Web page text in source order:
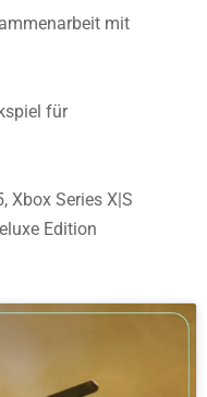
mit
für
Xbox Series X|S
Edition